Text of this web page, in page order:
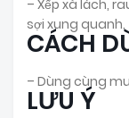
– Xếp xà lách,
sợi xung quanh.
CÁCH
– Dùng cùng
LƯU Ý